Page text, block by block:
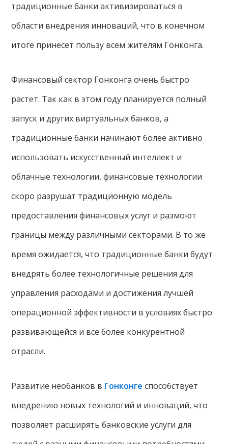
традиционные банки активизироваться в
области внедрения инноваций, что в конечном
итоге принесет пользу всем жителям Гонконга.
Финансовый сектор Гонконга очень быстро
растет. Так как в этом году планируется полный
запуск и других виртуальных банков, а
традиционные банки начинают более активно
использовать искусственный интеллект и
облачные технологии, финансовые технологии
скоро разрушат традиционную модель
предоставления финансовых услуг и размоют
границы между различными секторами. В то же
время ожидается, что традиционные банки будут
внедрять более технологичные решения для
управления расходами и достижения лучшей
операционной эффективности в условиях быстро
развивающейся и все более конкурентной
отрасли.
Развитие необанков в Гонконге способствует
внедрению новых технологий и инноваций, что
позволяет расширять банковские услуги для